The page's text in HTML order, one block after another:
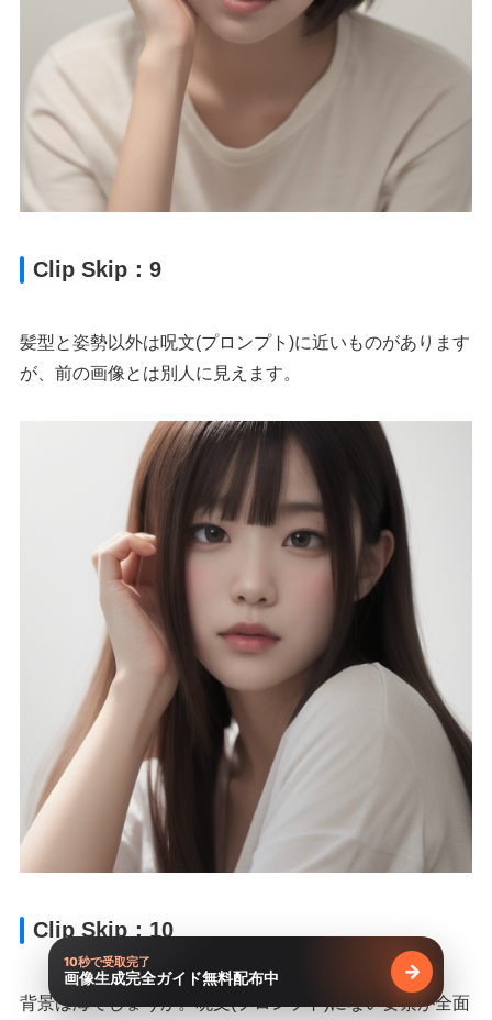
Clip Skip：9
髪型と姿勢以外は呪文(プロンプト)に近いものがあります
が、前の画像とは別人に見えます。
Clip Skip：10
背景は海でしょうか。呪文(プロンプト)にない要素が全面
10秒で受取完了
画像生成完全ガイド無料配布中 無料で受け
→